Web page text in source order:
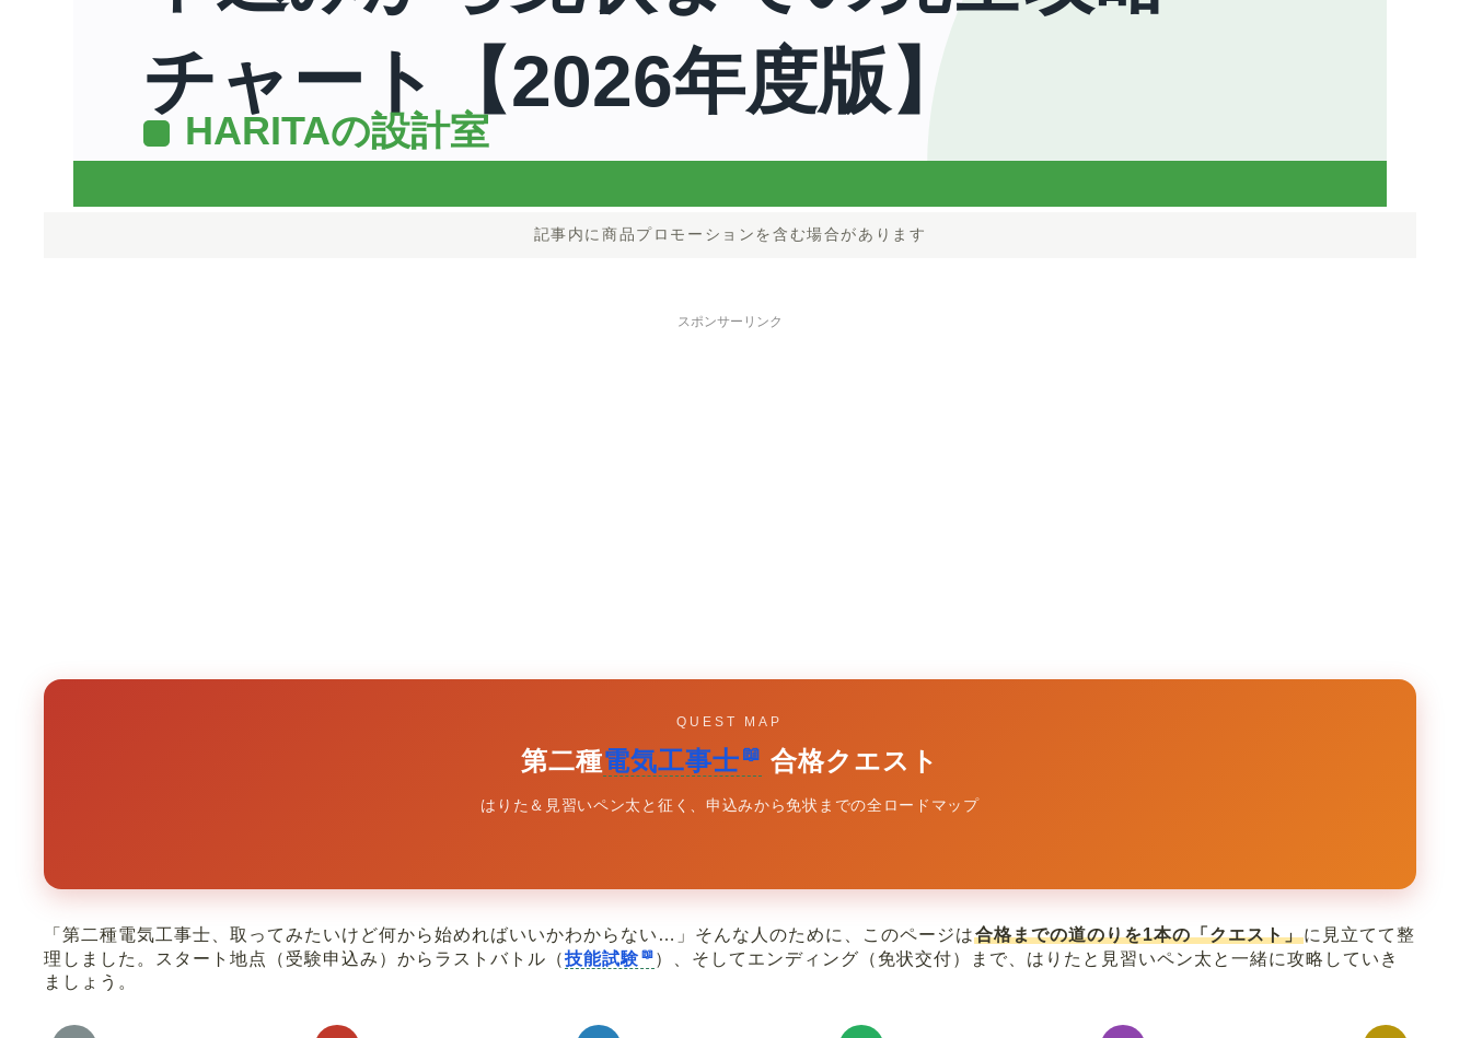
記事内に商品プロモーションを含む場合があります
スポンサーリンク
QUEST MAP
第二種電気工事士 合格クエスト
はりた＆見習いペン太と征く、申込みから免状までの全ロードマップ
「第二種電気工事士、取ってみたいけど何から始めればいいかわからない…」そんな人のために、このページは合格までの道のりを1本の「クエスト」に見立てて整
理しました。スタート地点（受験申込み）からラストバトル（技能試験
）、そしてエンディング（免状交付）まで、はりたと見習いペン太と一緒に攻略していき
ましょう。